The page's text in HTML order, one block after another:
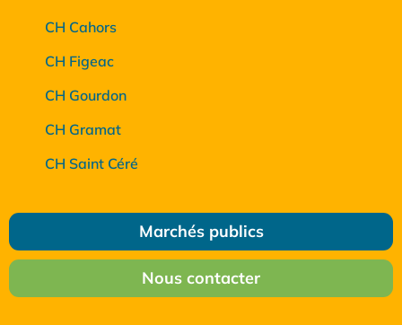
CH Cahors
CH Figeac
CH Gourdon
CH Gramat
CH Saint Céré
Marchés publics
Nous contacter